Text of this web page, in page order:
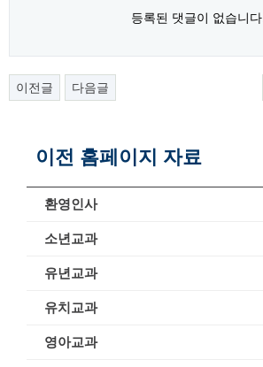
등록된 댓글이 없습니다.
이전글 다음글
이전 홈페이지 자료
환영인사
소년교과
유년교과
유치교과
영아교과